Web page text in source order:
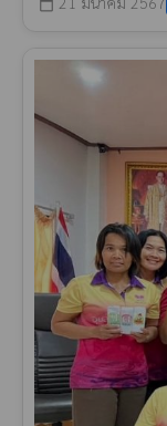
calendar_today